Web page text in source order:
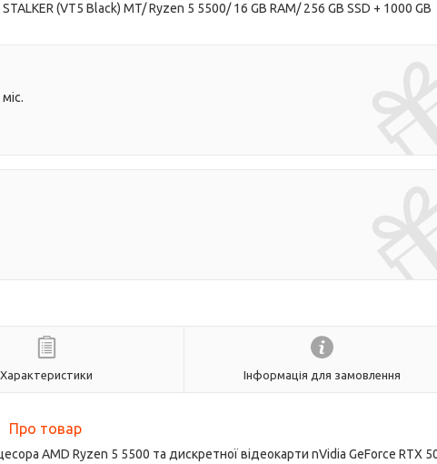
(VT5 Black) MT/ Ryzen 5 5500/ 16 GB RAM/ 256 GB SSD + 1000 GB
Характеристики Інформація для замовлення
Про товар
AMD Ryzen 5 5500 та дискретної відеокарти nVidia GeForce RTX